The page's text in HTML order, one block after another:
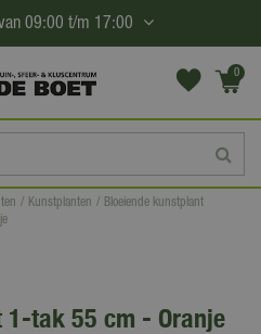
Kunstplanten
Bloeiende kunstplant
09:00 t/m 17:00
0
(€0,
1-tak 55 cm - Oranje